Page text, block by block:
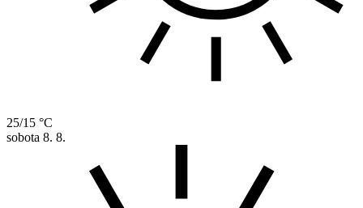
25/15 °C
sobota 8. 8.